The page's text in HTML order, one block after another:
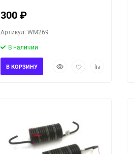
300₽
Артикул: WM269
В наличии
БыстрыйДобавитьДобавить
В КОРЗИНУ